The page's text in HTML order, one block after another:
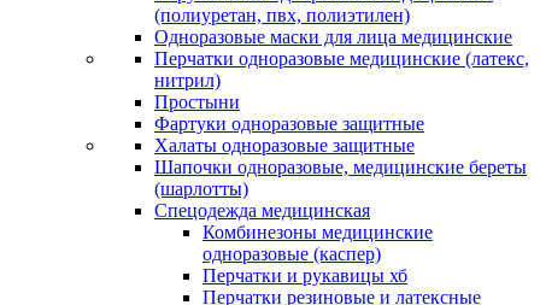
(полиуретан, пвх, полиэтилен)
Одноразовые маски для лица медицинские
Перчатки одноразовые медицинские (латекс,
нитрил)
Простыни
Фартуки одноразовые защитные
Халаты одноразовые защитные
Шапочки одноразовые, медицинские береты
(шарлотты)
Спецодежда медицинская
Комбинезоны медицинские
одноразовые (каспер)
Перчатки и рукавицы хб
Перчатки резиновые и латексные